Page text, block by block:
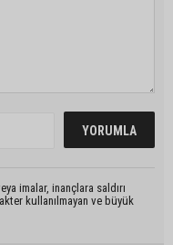
imalar, inançlara saldırı
kullanılmayan ve büyük